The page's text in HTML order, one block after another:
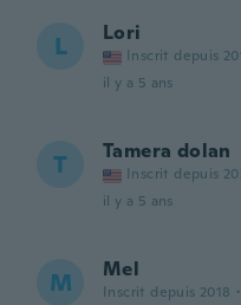
L Lori
Inscrit depuis
il y a 5 ans
T Tamera dolan
Inscrit depuis
il y a 5 ans
M Mel
Inscrit depuis 2018 ·